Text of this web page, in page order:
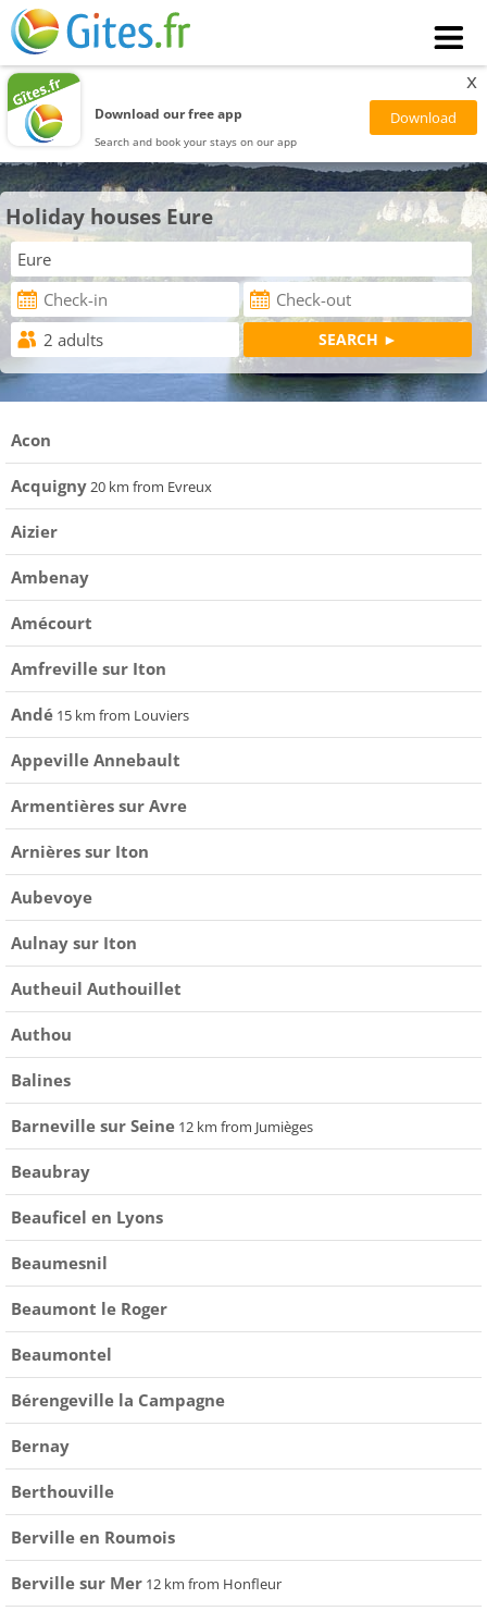
Download our free app
Search and book your stays on our app
x
Holiday houses Eure
Acon
Acquigny20 km from Evreux
Aizier
Ambenay
Amécourt
Amfreville sur Iton
Andé 15 km from Louviers
Appeville Annebault
Armentières sur Avre
Arnières sur Iton
Aubevoye
Aulnay sur Iton
Autheuil Authouillet
Authou
Balines
Barneville sur Seine 12 km from Jumièges
Beaubray
Beauficel en Lyons
Beaumesnil
Beaumont le Roger
Beaumontel
Bérengeville la Campagne
Bernay
Berthouville
Berville en Roumois
Berville sur Mer 12 km from Honfleur